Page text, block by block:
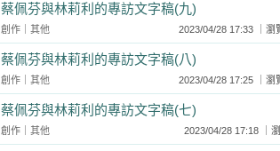
蔡佩芬與林莉利的專訪文字稿(九)
創作 其他 2023/04/28 17:33 ｜瀏
蔡佩芬與林莉利的專訪文字稿(八)
創作 其他 2023/04/28 17:25 ｜瀏
蔡佩芬與林莉利的專訪文字稿(七)
創作 其他 2023/04/28 17:18 ｜